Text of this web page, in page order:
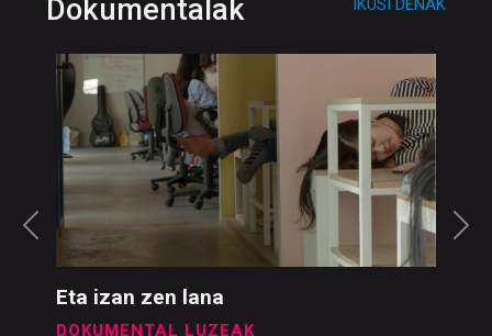
Dokumentalak
Eta izan zen lana
DOKUMENTAL LUZEAK